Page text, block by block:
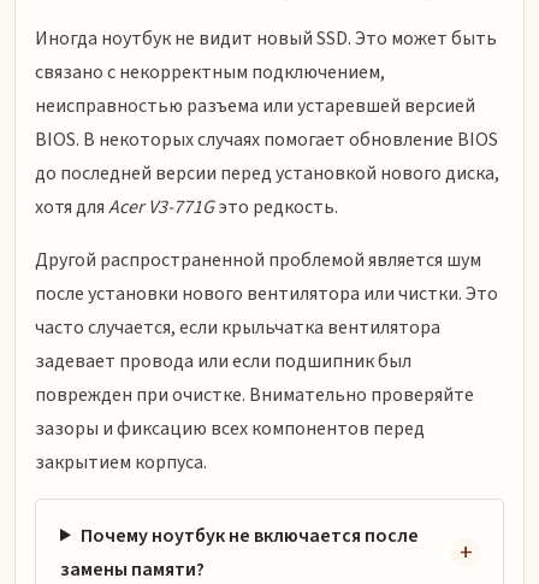
Иногда ноутбук не видит новый SSD. Это может быть
связано с некорректным подключением,
неисправностью разъема или устаревшей версией
BIOS. В некоторых случаях помогает обновление BIOS
до последней версии перед установкой нового диска,
хотя дляAcer V3-771Gэто редкость.
Другой распространенной проблемой является шум
после установки нового вентилятора или чистки. Это
часто случается, если крыльчатка вентилятора
задевает провода или если подшипник был
поврежден при очистке. Внимательно проверяйте
зазоры и фиксацию всех компонентов перед
закрытием корпуса.
Почему ноутбук не включается после
замены памяти?